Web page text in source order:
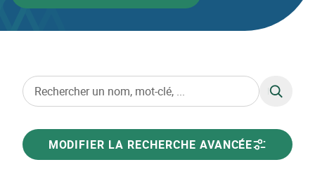
MODIFIER LA RECHERCHE AVANCÉE